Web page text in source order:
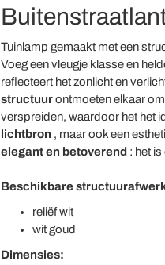
Tuinlamp gemaakt met een
Voeg een vleugje klasse en
reflecteert het zonlicht en
structuurontmoeten elkaar om
verspreiden, waardoor het het
lichtbron , maar ook een
elegant en betoverend : het
Beschikbare
reliëf wit
wit goud
Dimensies: